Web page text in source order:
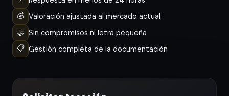
💰 Valoración ajustada al mercado actual
🤝 Sin compromisos ni letra pequeña
📋 Gestión completa de la documentación